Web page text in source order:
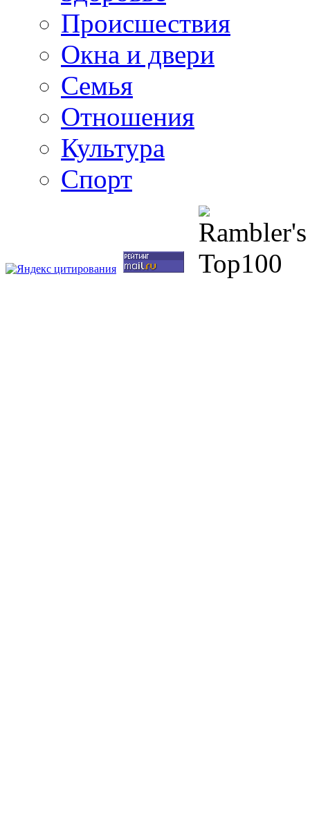
Происшествия
Окна и двери
Семья
Отношения
Культура
Спорт